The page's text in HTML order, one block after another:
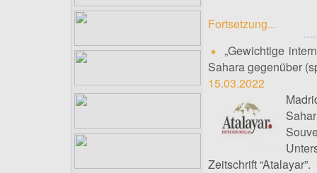
Fortsetzung...
„Gewichtige
Sahara gegenüber
15.03.2022
Zeitschrift “Atalayar”.